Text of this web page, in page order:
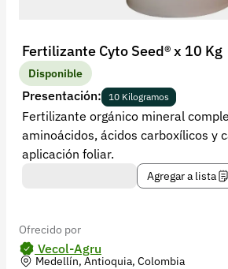
Fertilizante Cyto Seed® x 10 Kg
Disponible
Presentación: 10 Kilogramos
Fertilizante orgánico mineral
aminoácidos, ácidos carboxílicos y
aplicación foliar.
Agregar a lista
Ofrecido por
Vecol-Agru
Medellín, Antioquia, Colombia
Recuperar contraseña
Contacto
Soporte
+57 323 2931928
Versión 5.45.0
Síguenos